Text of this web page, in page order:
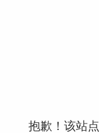
抱歉！该站